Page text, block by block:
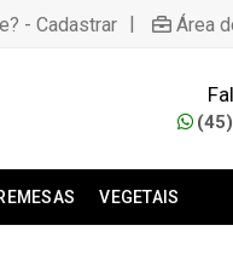
- Cadastrar | Área
VEGETAIS